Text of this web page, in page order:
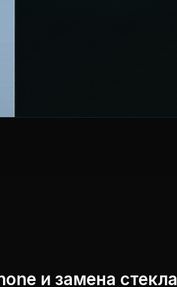
и замена стекла